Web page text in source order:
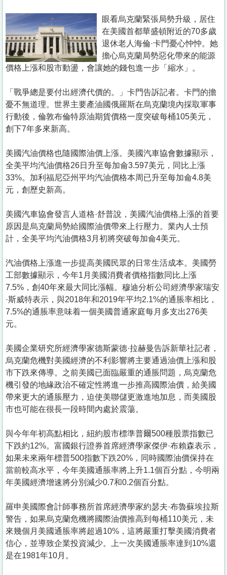
置
業
手
冊
關
於
我
們
眼看烏克蘭緊張局勢升級，居住
在美國首都華盛頓附近的70多歲
退休老人海倫·卡門憂心忡忡。她
擔心烏克蘭局勢惡化帶來的能源
價格上漲和股市動盪，會讓她的錢包進一步「縮水」。
「戰爭總是要付出經濟代價的。」卡門告訴記者。卡門的擔
憂不無道理。世界主要產油國俄羅斯在烏克蘭境內採取軍事
行動後，倫敦布倫特原油期貨價格一度突破每桶105美元，
創下7年多來新高。
美國汽油價格也隨國際油價上漲。美國汽車協會數據顯示，
全美平均汽油價格26日升至每加侖3.597美元，同比上漲
33%。加利福尼亞州平均汽油價格本周已升至每加侖4.8美
元，創歷史新高。
美國汽車協會發言人道格·舒普說，美國汽油價格上漲的首要
原因是烏克蘭局勢給國際油價帶來上行壓力。業內人士預
計，全美平均汽油價格3月初將突破每加侖4美元。
汽油價格上漲進一步提高美國民眾的日常生活成本。美國勞
工部數據顯示，今年1月美國消費者價格指數同比上漲
7.5%，創40年來最大同比漲幅。穆迪分析公司經濟學家瑞安
·斯威特表示，與2018年和2019年平均2.1%的通脹率相比，
7.5%的通脹率意味着一個美國普通家庭每月多支出276美
元。
美國企業研究所經濟學家德斯蒙德·拉赫曼告訴新華社記者，
烏克蘭危機對美國經濟的不利影響將主要通過油價上漲和股
市下跌來傳導。之前美國已面臨嚴重的通脹問題，烏克蘭危
機引發的地緣政治不確定性將進一步推高國際油價，給美國
帶來更大的通脹壓力，迫使美聯儲更激進地加息，而美國股
市也可能在很長一段時間內處於震蕩。
與今年年初高點相比，紐約股市標準普爾500種股票指數已
下跌約12%。富國銀行證券首席經濟學家傑伊·布賴森表示，
如果未來兩年標普500指數下跌20%，同時國際油價保持在
當前較高水平，今年美國通脹率將上升1.1個百分點，今明兩
年美國經濟增速將分別減少0.7和0.2個百分點。
羅申美國際會計師事務所首席經濟學家約瑟夫·布魯蘇埃拉斯
警告，如果烏克蘭危機將國際油價推高到每桶110美元，未
來幾個月美國通脹率將超過10%，這將嚴重打擊美國消費者
信心，並導致企業投資減少。上一次美國通脹率達到10%還
是在1981年10月。